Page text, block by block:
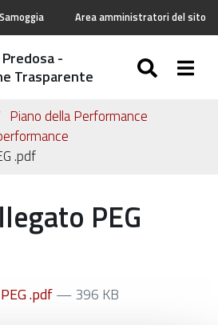
Area amministratori del sito
-
Trasparente
Piano della Performance
.pdf
PEG
.pdf— 396 KB